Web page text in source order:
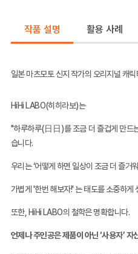
작품 설명 활용 사례
일본 마츠모토 신지 작가의 오리지널 캐
HiHi LABO(히히라보)는
"하루하루(日日)를 조금 더 즐겁게 만드
습니다.
우리는 ‘어떻게 하면 일상이 조금 더 즐거
가볍게 '한번 해보자!'는 태도를 소중하게
또한, HiHi LABO의 철학은 명확합니다.
언제나 주인공은 제품이 아닌 ‘사용자’ 자